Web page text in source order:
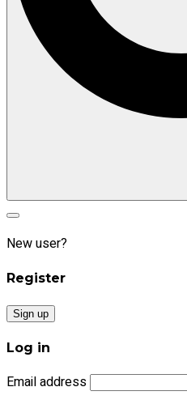
Search
New user?
Register
Sign up
Log in
Email address